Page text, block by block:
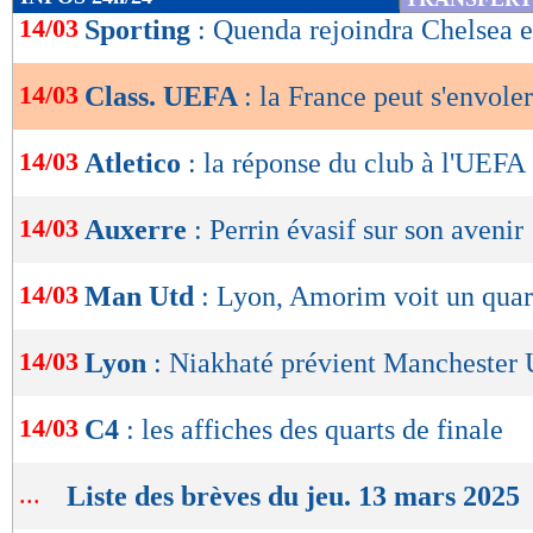
14/03/2025) :
1. Angleterre (109,982 points)
2. Italie (95,293 points)
6. Pays-Bas (67,150 points)
7. Portugal (62,266 points)
8. Belgique (56,850 points)
de
lecture
OK
14/03 Sporting : Quenda rejoindra Chelsea
14/03 Class. UEFA : la France peut s'envoler
14/03 Atletico : la réponse du club à l'UEFA
14/03 Auxerre : Perrin évasif sur son avenir
14/03 Man Utd : Lyon, Amorim voit un
14/03 Lyon : Niakhaté prévient Manchester
14/03 C4 : les affiches des quarts de finale
... Liste des brèves du jeu. 13 mars 2025